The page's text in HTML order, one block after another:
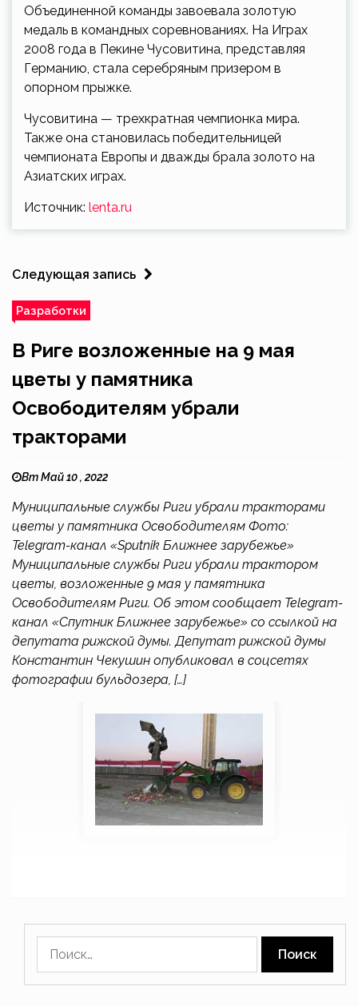
Объединенной команды завоевала золотую
медаль в командных соревнованиях. На Играх
2008 года в Пекине Чусовитина, представляя
Германию, стала серебряным призером в
опорном прыжке.
Чусовитина — трехкратная чемпионка мира.
Также она становилась победительницей
чемпионата Европы и дважды брала золото на
Азиатских играх.
Источник: lenta.ru
Следующая запись
Разработки
В Риге возложенные на 9 мая
цветы у памятника
Освободителям убрали
тракторами
Вт Май 10 , 2022
Муниципальные службы Риги убрали тракторами
цветы у памятника Освободителям Фото:
Telegram-канал «Sputnik Ближнее зарубежье»
Муниципальные службы Риги убрали трактором
цветы, возложенные 9 мая у памятника
Освободителям Риги. Об этом сообщает Telegram-
канал «Спутник Ближнее зарубежье» со ссылкой на
депутата рижской думы. Депутат рижской думы
Константин Чекушин опубликовал в соцсетях
фотографии бульдозера, […]